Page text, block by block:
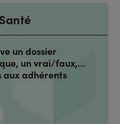
un dossier
un vrai/faux,…
aux adhérents